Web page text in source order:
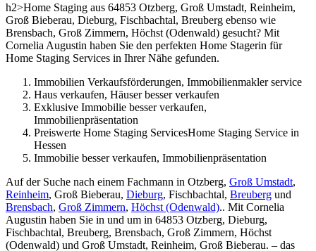
h2>Home Staging aus 64853 Otzberg, Groß Umstadt, Reinheim,
Groß Bieberau, Dieburg, Fischbachtal, Breuberg ebenso wie
Brensbach, Groß Zimmern, Höchst (Odenwald) gesucht? Mit
Cornelia Augustin haben Sie den perfekten Home Stagerin für
Home Staging Services in Ihrer Nähe gefunden.
Immobilien Verkaufsförderungen, Immobilienmakler service
Haus verkaufen, Häuser besser verkaufen
Exklusive Immobilie besser verkaufen,
Immobilienpräsentation
Preiswerte Home Staging ServicesHome Staging Service in
Hessen
Immobilie besser verkaufen, Immobilienpräsentation
Auf der Suche nach einem Fachmann in Otzberg, Groß Umstadt,
Reinheim, Groß Bieberau, Dieburg, Fischbachtal, Breuberg und
Brensbach, Groß Zimmern, Höchst (Odenwald).. Mit Cornelia
Augustin haben Sie in und um in 64853 Otzberg, Dieburg,
Fischbachtal, Breuberg, Brensbach, Groß Zimmern, Höchst
(Odenwald) und Groß Umstadt, Reinheim, Groß Bieberau. – das